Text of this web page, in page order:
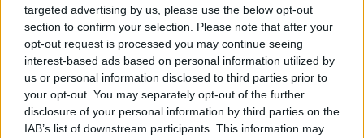
targeted advertising by us, please use the below opt-out
section to confirm your selection. Please note that after your
opt-out request is processed you may continue seeing
interest-based ads based on personal information utilized by
us or personal information disclosed to third parties prior to
your opt-out. You may separately opt-out of the further
disclosure of your personal information by third parties on the
IAB’s list of downstream participants. This information may
Publicidad